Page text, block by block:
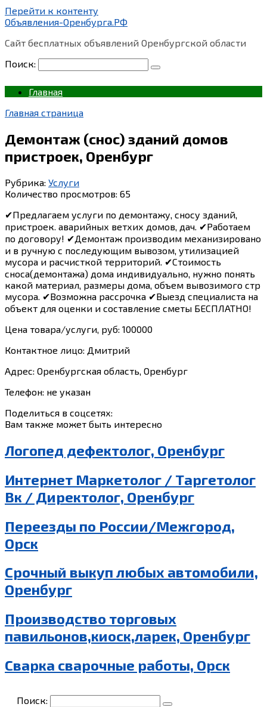
Перейти к контенту
Объявления-Оренбурга.РФ
Сайт бесплатных объявлений Оренбургской области
Поиск:
Главная
Главная страница
Демонтаж (снос) зданий домов
пристроек, Оренбург
Рубрика: Услуги
Количество просмотров: 65
✔Предлагаем услуги по демонтажу, сносу зданий,
пристроек. аварийных ветхих домов, дач. ✔Работаем
по договору! ✔Демонтаж производим механизировано
и в ручную с последующим вывозом, утилизацией
мусора и расчисткой территорий. ✔Стоимость
сноса(демонтажа) дома индивидуально, нужно понять
какой материал, размеры дома, объем вывозимого стр
мусора. ✔Возможна рассрочка ✔Выезд специалиста на
объект для оценки и составление сметы БЕСПЛАТНО!
Цена товара/услуги, руб: 100000
Контактное лицо: Дмитрий
Адрес: Оренбургская область, Оренбург
Телефон: не указан
Поделиться в соцсетях:
Вам также может быть интересно
Логопед дефектолог, Оренбург
Интернет Маркетолог / Таргетолог
Вк / Директолог, Оренбург
Переезды по России/Межгород,
Орск
Срочный выкуп любых автомобили,
Оренбург
Производство торговых
павильонов,киоск,ларек, Оренбург
Сварка сварочные работы, Орск
Поиск: